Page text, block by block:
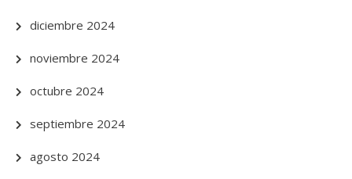
diciembre 2024
noviembre 2024
octubre 2024
septiembre 2024
agosto 2024